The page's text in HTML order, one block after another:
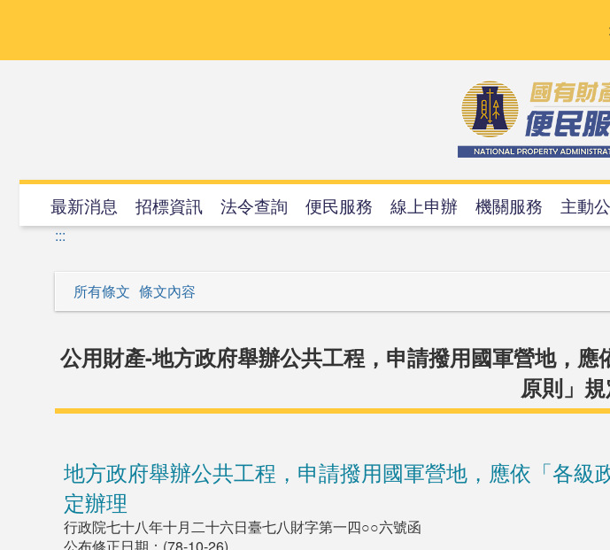
要
最新消息 招標資訊 法令查詢 便民服務 線上申辦 機關服務 主動
:::
所有條文 條文內容
公用財產-地方政府舉辦公共工程，申請撥用國軍營地，
原則」
地方政府舉辦公共工程，申請撥用國軍營地，應依「各
定辦理
行政院七十八年十月二十六日臺七八財字第一四○○六號函